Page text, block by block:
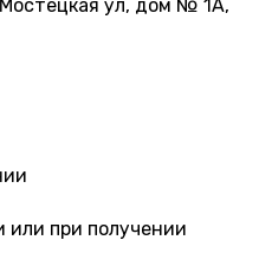
Мостецкая ул, дом № 1А,
или при получении